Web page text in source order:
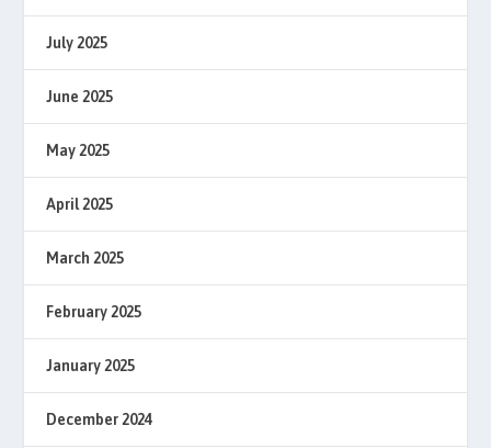
July 2025
June 2025
May 2025
April 2025
March 2025
February 2025
January 2025
December 2024